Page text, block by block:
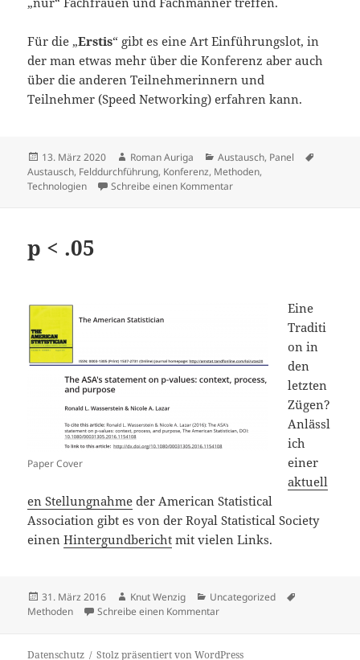
Für die „Erstis“ gibt es eine Art Einführungslot, in
der man etwas mehr über die Konferenz aber auch
über die anderen Teilnehmerinnern und
Teilnehmer (Speed Networking) erfahren kann.
Veröffentlicht
am
13. März 2020 Autor
Roman Auriga Kategorien
Austausch, Panel
Austausch, Felddurchführung, Konferenz, Methoden,
Technologien
Schreibe einen Kommentarzu SLOW-verwandte
p < .05
Paper Cover
Eine
Traditi
on in
den
letzten
Zügen?
Anlässl
ich
einer
aktuell
en Stellungnahme der American Statistical
Association gibt es von der Royal Statistical Society
einenHintergundbericht mit vielen Links.
Veröffentlicht
am
31. März 2016 Autor
Knut Wenzig Kategorien
Uncategorized
Methoden
Schreibe einen Kommentarzu p < .05
Datenschutz Stolz präsentiert von WordPress